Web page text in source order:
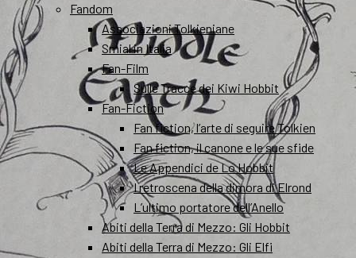
Fandom
Associazioni Tolkieniane
Smial in Italia
Fan-Film
Sulle Tracce dei Kiwi Hobbit
Fan-Fiction
Fan fiction, l’arte di seguire Tolkien
Fan fiction, il canone e le sue sfide
Le Appendici de Lo Hobbit
I retroscena della dimora di Elrond
L’ultimo portatore dell’Anello
Abiti della Terra di Mezzo: Gli Hobbit
Abiti della Terra di Mezzo: Gli Elfi